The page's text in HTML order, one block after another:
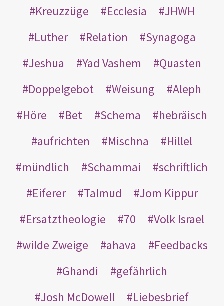
Kreuzzüge
Ecclesia
JHWH
Luther
Relation
Synagoga
Jeshua
Yad Vashem
Quasten
Doppelgebot
Weisung
Aleph
Höre
Bet Schema
hebräisch
aufrichten
Mischna
Hillel
mündlich
Schammai
schriftlich
Eiferer
Talmud
Jom Kippur
Ersatztheologie
70
Volk Israel
wilde Zweige
ahava
Feedbacks
Ghandi
gefährlich
Josh McDowell
Liebesbrief